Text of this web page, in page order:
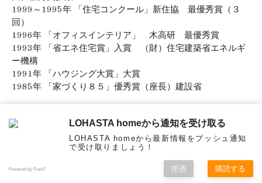
見学
予約
資料
請求
menu
MENU
1999～1995年 「住宅コンクール」新住協 最優秀賞（３
回）
1996年 「オフィスインテリア」 木高研 最優秀賞
1993年 「省エネ住宅賞」入賞 （財）住宅建築省エネルギ
ー機構
1991年 「ハウジング大賞」大賞
1985年 「家づくり８５」優秀賞（座長）建設省
LOHASTA homeから通知を受け取る
LOHASTA homeから最新情報をプッシュ通知
で受け取りましょう！
Powered by Push7 拒否 購読する